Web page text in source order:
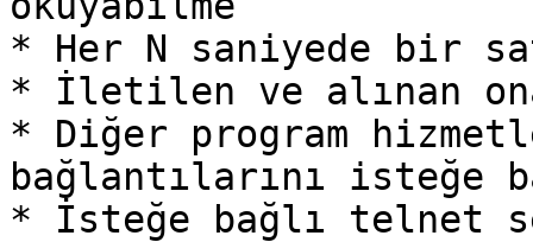
* Her N saniyede bir
* İletilen ve alınan
* Diğer program
bağlantılarını isteğe
* İsteğe bağlı telnet